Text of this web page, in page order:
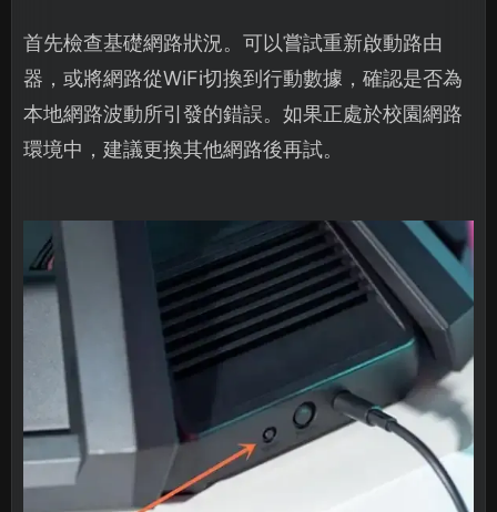
首先檢查基礎網路狀況。可以嘗試重新啟動路由
器，或將網路從WiFi切換到行動數據，確認是否為
本地網路波動所引發的錯誤。如果正處於校園網路
環境中，建議更換其他網路後再試。